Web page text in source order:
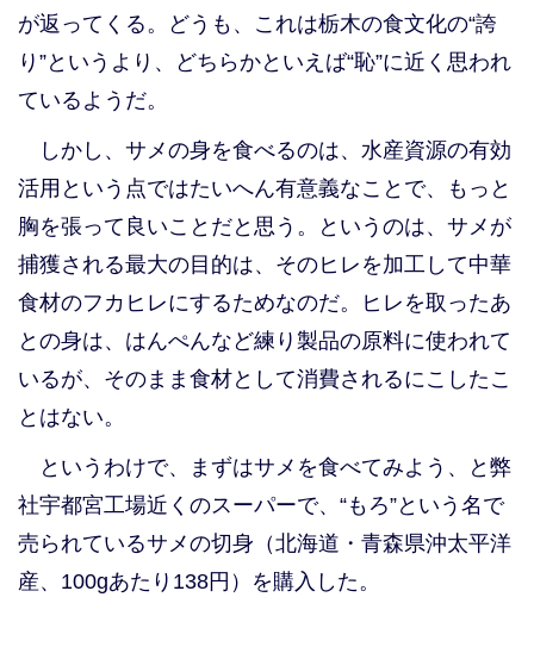
が返ってくる。どうも、これは栃木の食文化の“誇
り”というより、どちらかといえば“恥”に近く思われ
ているようだ。
しかし、サメの身を食べるのは、水産資源の有効
活用という点ではたいへん有意義なことで、もっと
胸を張って良いことだと思う。というのは、サメが
捕獲される最大の目的は、そのヒレを加工して中華
食材のフカヒレにするためなのだ。ヒレを取ったあ
との身は、はんぺんなど練り製品の原料に使われて
いるが、そのまま食材として消費されるにこしたこ
とはない。
というわけで、まずはサメを食べてみよう、と弊
社宇都宮工場近くのスーパーで、“もろ”という名で
売られているサメの切身（北海道・青森県沖太平洋
産、100gあたり138円）を購入した。